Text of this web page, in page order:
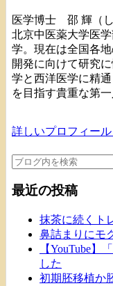
医学博士 邵 輝（し
北京中医薬大学医
学。現在は全国各
開発に向けて研究
学と西洋医学に精
を目指す貴重な第一
詳しいプロフィー
最近の投稿
抹茶に続くト
鼻詰まりにモ
【YouTube】
した
初期胚移植か